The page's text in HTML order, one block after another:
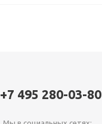
+7 495 280-03-80